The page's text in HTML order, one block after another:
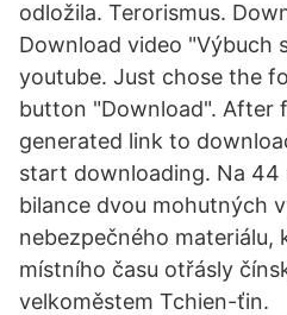
odložila. Terorismus.
Download video "Výbuch
youtube. Just chose the
button "Download". After
generated link to
start downloading. Na
bilance dvou mohutných
nebezpečného materiálu,
místního času otřásly
velkoměstem Tchien-ťin.